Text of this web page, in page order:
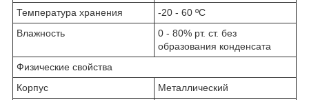
Температура хранения
-20 - 60 ºC
Влажность
0 - 80% рт. ст. без
образования конденсата
Физические свойства
Корпус
Металлический